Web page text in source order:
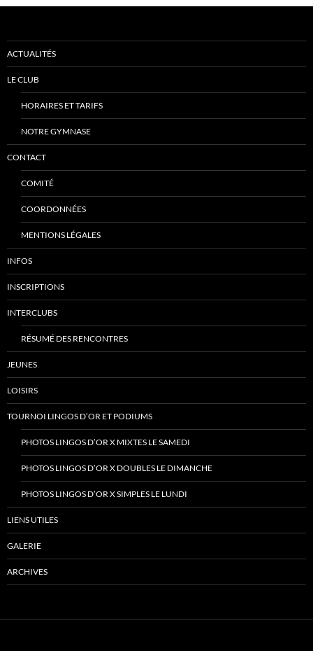
ACTUALITÉS
LE CLUB
HORAIRES ET TARIFS
NOTRE GYMNASE
CONTACT
COMITÉ
COORDONNÉES
MENTIONS LÉGALES
INFOS
INSCRIPTIONS
INTERCLUBS
RÉSUMÉ DES RENCONTRES
JEUNES
LOISIRS
TOURNOI LINGOS D’OR ET PODIUMS
PHOTOS LINGOS D’OR X MIXTES LE SAMEDI
PHOTOS LINGOS D’OR X DOUBLES LE DIMANCHE
PHOTOS LINGOS D’OR X SIMPLES LE LUNDI
LIENS UTILES
GALERIE
ARCHIVES